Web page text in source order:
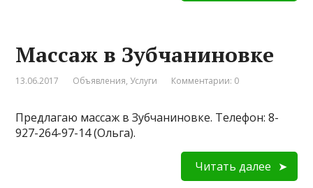
Массаж в Зубчаниновке
13.06.2017 Объявления, Услуги Комментарии: 0
Предлагаю массаж в Зубчаниновке. Телефон: 8-
927-264-97-14 (Ольга).
Читать далее